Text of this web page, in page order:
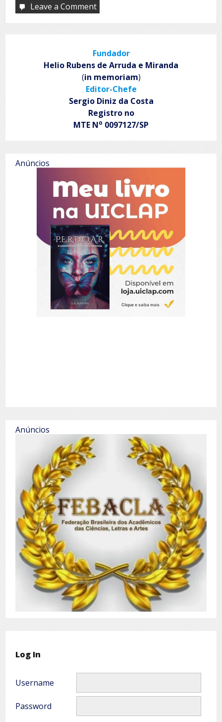
Leave a Commenton
poesia
um
Fundador
Helio Rubens de Arruda e Miranda
(in memoriam)
Editor-Chefe
Sergio Diniz da Costa
Registro no
MTE No 0097127/SP
Anúncios
Anúncios
Log In
Username
Password